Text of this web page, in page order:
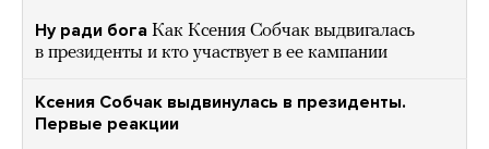
Ну ради бога Как Ксения Собчак выдвигалась
в президенты и кто участвует в ее кампании
Ксения Собчак выдвинулась в президенты.
Первые реакции